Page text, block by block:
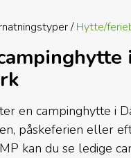
Hytte/
i
en campinghytte i
påskeferien eller
kan du se ledige